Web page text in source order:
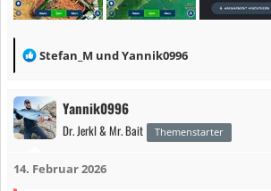
R
a
k
t
o
Stefan_M undYannik0996
Yannik0996
Dr. Jerkl & Mr. Bait Themenstarter
14. Februar 2026